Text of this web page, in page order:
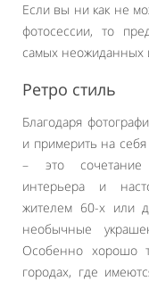
Если вы ни как не
фотосессии, то
самых неожиданных
Ретро стиль
Благодаря
и примерить на
– это сочетание
интерьера и
жителем 60-х или
необычные
Особенно хорошо
городах, где